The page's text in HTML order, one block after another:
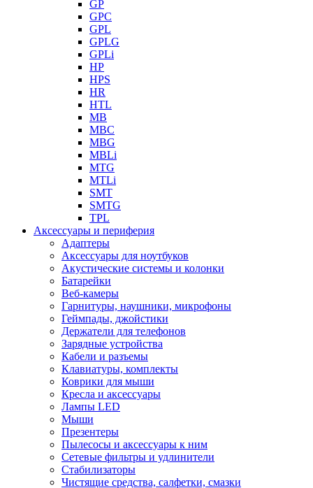
GP
GPC
GPL
GPLG
GPLi
HP
HPS
HR
HTL
MB
MBC
MBG
MBLi
MTG
MTLi
SMT
SMTG
TPL
Аксессуары и периферия
Адаптеры
Аксессуары для ноутбуков
Акустические системы и колонки
Батарейки
Веб-камеры
Гарнитуры, наушники, микрофоны
Геймпады, джойстики
Держатели для телефонов
Зарядные устройства
Кабели и разъемы
Клавиатуры, комплекты
Коврики для мыши
Кресла и аксессуары
Лампы LED
Мыши
Презентеры
Пылесосы и аксессуары к ним
Сетевые фильтры и удлинители
Стабилизаторы
Чистящие средства, салфетки, смазки